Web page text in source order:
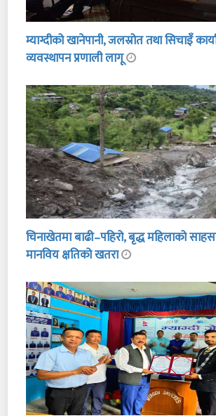
म्याग्दीको खानेपानी, जलस्रोत तथा सिचाइँ
व्यवस्थापन प्रणाली लागू
चिनाखेतमा बाढी–पहिरो, बृद्ध महिलाको
मानविय क्षतिको खतरा